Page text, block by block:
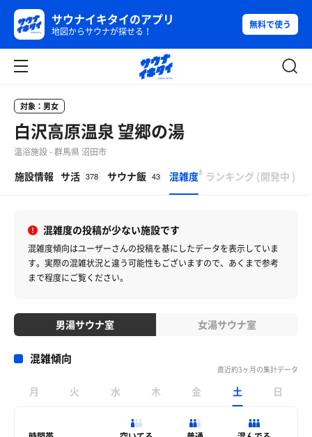
サウナイキタイのアプリ
地図からサウナが探せる！
無料で使う
対象：男女
白沢高原温泉 望郷の湯
温浴施設 - 群馬県 沼田市
施設情報 サ活 378 サウナ飯 43 混雑度β ランキング (開発中 )
混雑度の投稿が少ない施設です
混雑度傾向はユーザーさんの投稿を基にしたデータを表示していま
す。 実際の混雑状況と違う可能性もございますので、あくまで参考
まで程度にご覧ください。
男湯サウナ室 女湯サウナ室
混雑傾向
直近約3ヶ月の集計データ
月 火 水 木 金 土 日